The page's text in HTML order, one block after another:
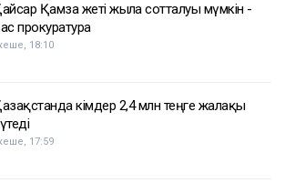
Қамза жеті жылға сотталуы мүмкін -
прокуратура
18:10
кімдер 2,4 млн теңге жалақы
17:59